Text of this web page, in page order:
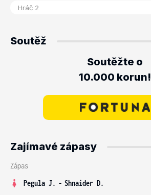
Soutěž
Soutěžte o
10.000 korun!
Zajímavé zápasy
Zápas
Pegula J. - Shnaider D.